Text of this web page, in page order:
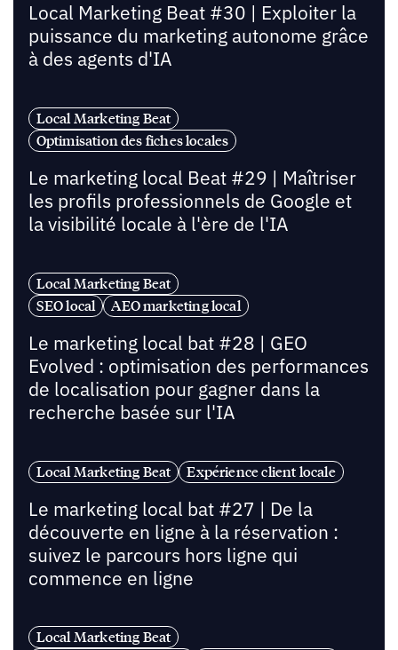
Local Marketing Beat #30 | Exploiter la
puissance du marketing autonome grâce
à des agents d'IA
Local Marketing Beat
Optimisation des fiches locales
Le marketing local Beat #29 | Maîtriser
les profils professionnels de Google et
la visibilité locale à l'ère de l'IA
Local Marketing Beat
SEO local
AEO marketing local
Le marketing local bat #28 | GEO
Evolved : optimisation des performances
de localisation pour gagner dans la
recherche basée sur l'IA
Local Marketing Beat Expérience client locale
Le marketing local bat #27 | De la
découverte en ligne à la réservation :
suivez le parcours hors ligne qui
commence en ligne
Local Marketing Beat